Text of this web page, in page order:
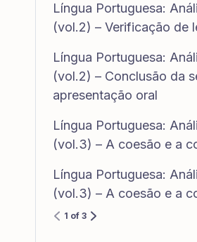
Língua Portuguesa:
(vol.2) – Verificação de
Língua Portuguesa:
(vol.2) – Conclusão da
apresentação oral
Língua Portuguesa:
(vol.3) – A coesão e a
Língua Portuguesa:
(vol.3) – A coesão e a
1 of 3